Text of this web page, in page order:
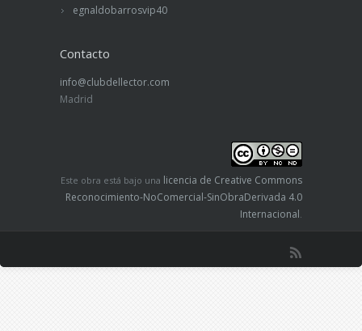
egnaldobarrosvip40
Contacto
info@clubdellector.com
Madrid
Este obra está bajo una licencia de Creative Commons
Reconocimiento-NoComercial-SinObraDerivada 4.0
Internacional